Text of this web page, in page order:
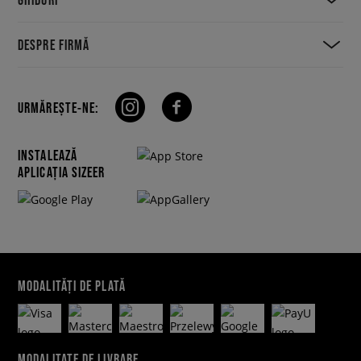
DESPRE FIRMĂ
URMĂREȘTE-NE:
INSTALEAZĂ
APLICAȚIA SIZEER
MODALITĂȚI DE PLATĂ